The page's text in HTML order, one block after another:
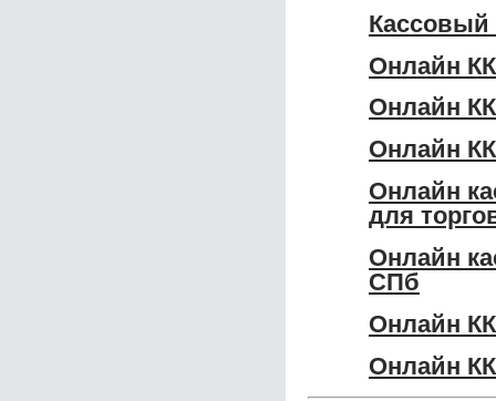
Онлайн
Онлайн
Онлайн
Онлайн
для
Онлайн
СПб
Онлайн
Онлайн